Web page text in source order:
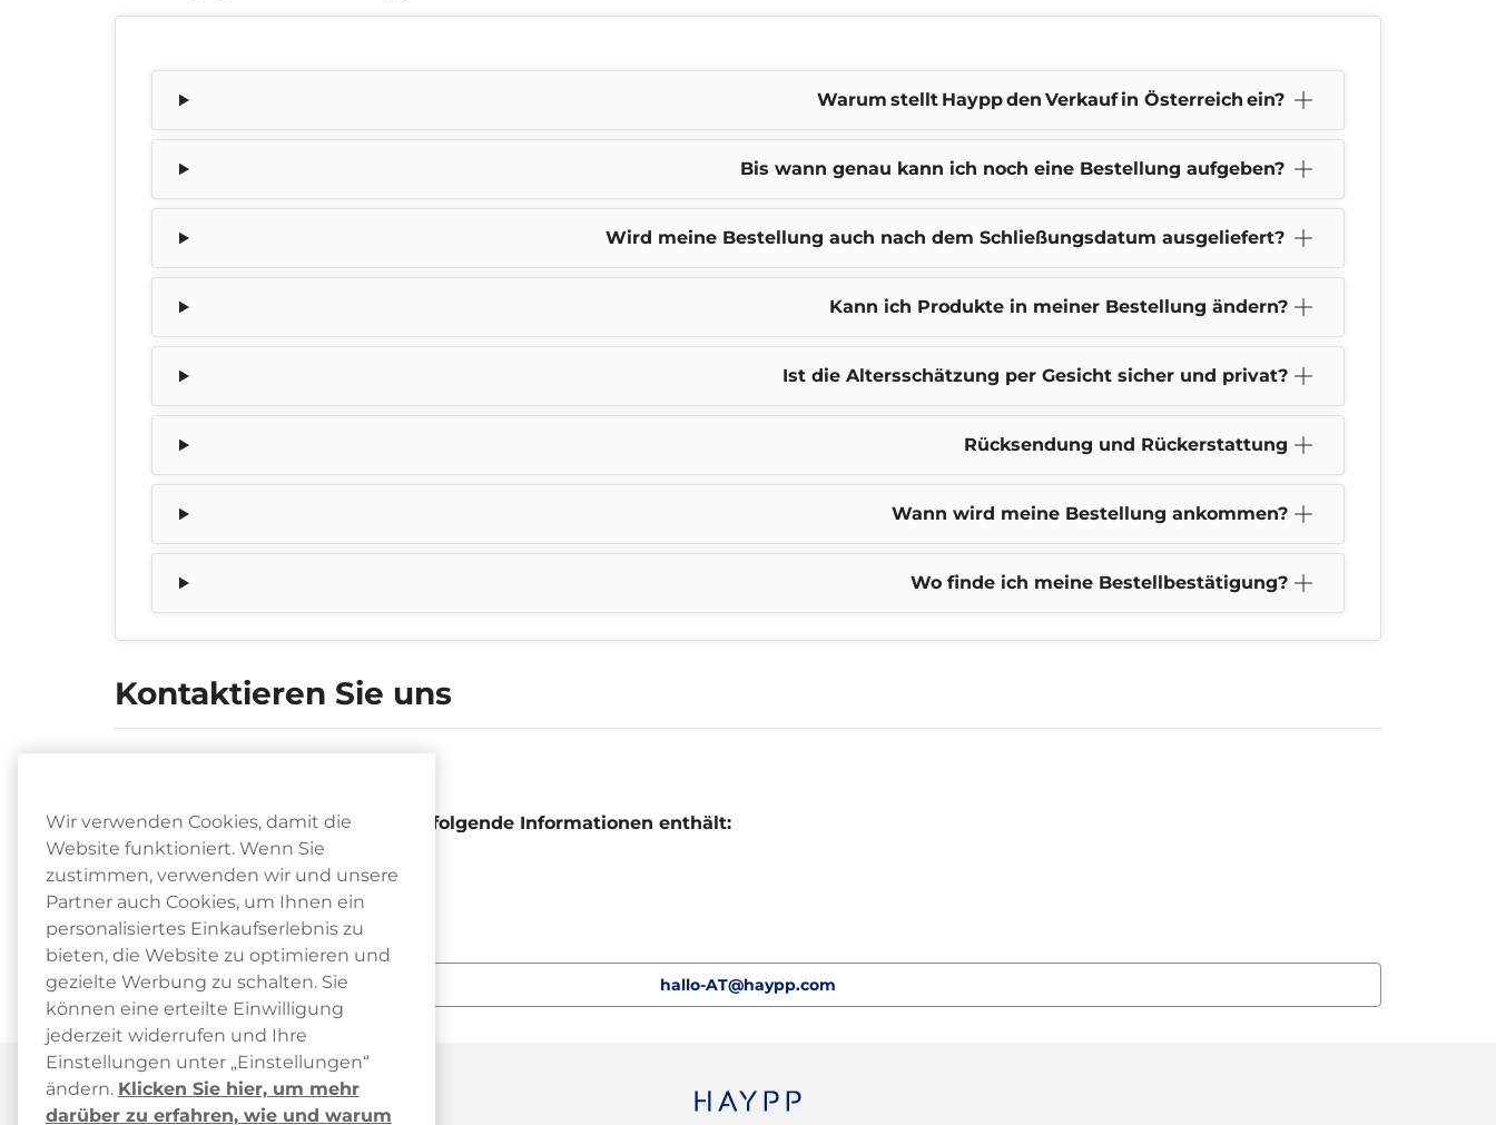
Warum stellt Haypp den Verkauf in Österreich ein?
Bis wann genau kann ich noch eine Bestellung aufgeben?
Wird meine Bestellung auch nach dem Schließungsdatum ausgeliefert?
Kann ich Produkte in meiner Bestellung ändern?
Ist die Altersschätzung per Gesicht sicher und privat?
Rücksendung und Rückerstattung
Wann wird meine Bestellung ankommen?
Wo finde ich meine Bestellbestätigung?
Kontaktieren Sie uns
Stellen Sie sicher, dass die E-Mail folgende Informationen enthält:
Ihren Namen
ggf. die Bestellnummer
Beschreibung des Anliegens
hallo-AT@haypp.com
Wir verwenden Cookies, damit die
Website funktioniert. Wenn Sie
zustimmen, verwenden wir und unsere
Partner auch Cookies, um Ihnen ein
personalisiertes Einkaufserlebnis zu
bieten, die Website zu optimieren und
gezielte Werbung zu schalten. Sie
können eine erteilte Einwilligung
jederzeit widerrufen und Ihre
Einstellungen unter „Einstellungen“
ändern. Klicken Sie hier, um mehr
darüber zu erfahren, wie und warum